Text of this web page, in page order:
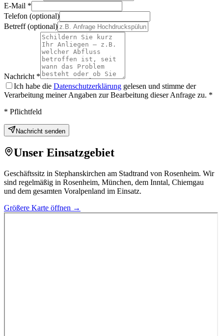
E-Mail *
Telefon (optional)
Betreff(optional)
Nachricht *
Ich habe die Datenschutzerklärung gelesen und stimme der
Verarbeitung meiner Angaben zur Bearbeitung dieser Anfrage zu. *
* Pflichtfeld
Nachricht senden
Unser Einsatzgebiet
Geschäftssitz in Stephanskirchen am Stadtrand von Rosenheim. Wir
sind regelmäßig in Rosenheim, München, dem Inntal, Chiemgau
und dem gesamten Voralpenland im Einsatz.
Größere Karte öffnen →